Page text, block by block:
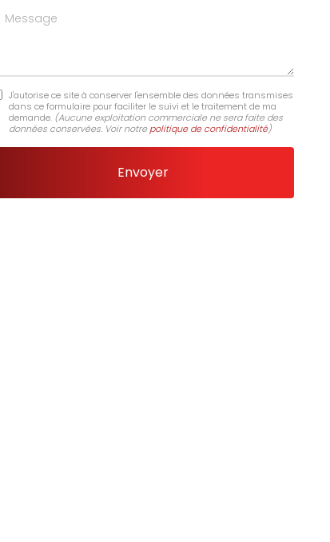
Message
J'autorise ce site à conserver l'ensemble des données transmises
dans ce formulaire pour faciliter le suivi et le traitement de ma
demande. (Aucune exploitation commerciale ne sera faite des
données conservées. Voir notre politique de confidentialité)